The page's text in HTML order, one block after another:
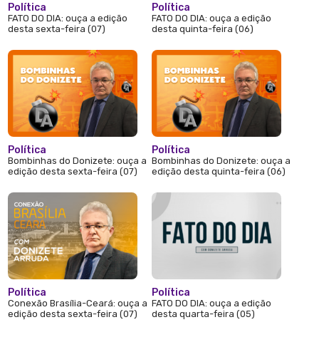
Política
FATO DO DIA: ouça a edição
desta sexta-feira (07)
Política
Bombinhas do Donizete: ouça a
edição desta sexta-feira (07)
Política
Conexão Brasília-Ceará: ouça a
edição desta sexta-feira (07)
Política
FATO DO DIA: ouça a edição
desta quinta-feira (06)
Política
Bombinhas do Donizete: ouça a
edição desta quinta-feira (06)
Política
FATO DO DIA: ouça a edição
desta quarta-feira (05)